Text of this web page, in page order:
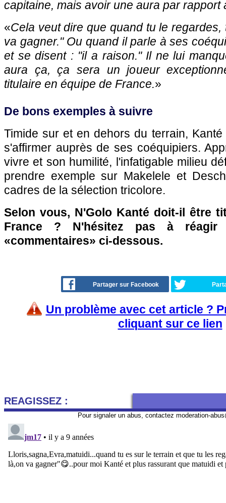
capitaine, mais avoir une aura par rapport
«Cela veut dire que quand tu le regardes,
va gagner." Ou quand il parle à ses
et se disent : "il a raison." Il ne lui
aura ça, ça sera un joueur
titulaire en équipe de France.»
De bons exemples à suivre
Timide sur et en dehors du terrain,
s'affirmer auprès de ses coéquipiers.
vivre et son humilité, l'infatigable milieu
prendre exemple sur Makelele et
cadres de la sélection tricolore.
Selon vous, N'Golo Kanté doit-il être
France ? N'hésitez pas à réagir
«commentaires» ci-dessous.
Partager sur Facebook
Un problème avec cet article ?
cliquant sur ce lien
REAGISSEZ :
Pour signaler un abus, contactez moderation-